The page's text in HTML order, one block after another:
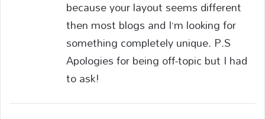
because your layout seems different
then most blogs and I’m looking for
something completely unique. P.S
Apologies for being off-topic but I had
to ask!